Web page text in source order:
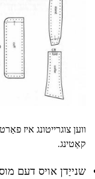
ווען צוגרייטונג איז
קאַטינג.
שנייַדן אויס דעם